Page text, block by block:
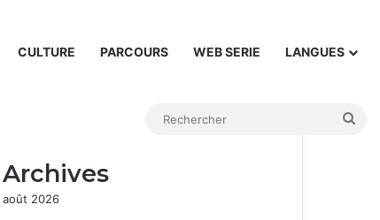
CULTURE PARCOURS WEB SERIE LANGUES
Archives
août 2026